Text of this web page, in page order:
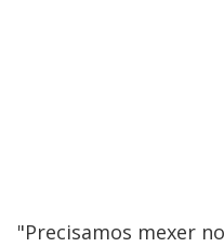
"Precisamos mexer